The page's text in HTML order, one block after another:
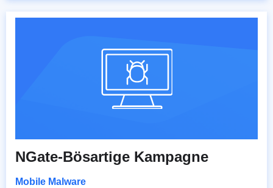
NGate-Bösartige Kampagne
Mobile Malware